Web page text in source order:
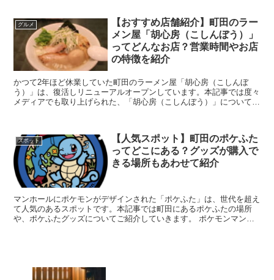
グルメ
【おすすめ店舗紹介】町田のラー
メン屋「胡心房（こしんぼう）」
ってどんなお店？営業時間やお店
の特徴を紹介
かつて2年ほど休業していた町田のラーメン屋「胡心房（こしんぼ
う）」は、復活しリニューアルオープンしています。本記事では度々
メディアでも取り上げられた、「胡心房（こしんぼう）」についてま
スポット
【人気スポット】町田のポケふた
ってどこにある？グッズが購入で
きる場所もあわせて紹介
マンホールにポケモンがデザインされた「ポケふた」は、世代を超え
て人気のあるスポットです。本記事では町田にあるポケふたの場所
や、ポケふたグッズについてご紹介していきます。 ポケモンマンホ